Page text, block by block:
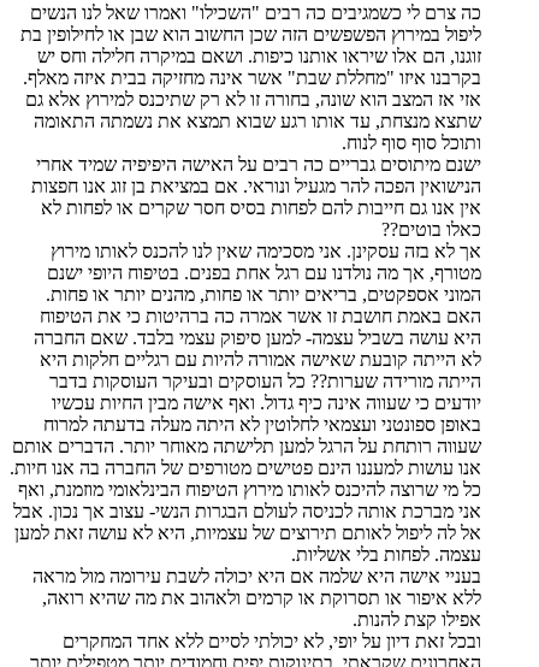
כה צרם לי כשמגיבים כה רבים "השכילו" ואמרו שאל לנו הנשים
ליפול במירוץ הפשפשים הזה שכן החשוב הוא שבן או לחילופין בת
זוגנו, הם אלו שיראו אותנו כיפות. ושאם במיקרה חלילה וחס יש
בקרבנו איזו "מחללת שבת" אשר אינה מחזיקה בבית איזה מאלף.
אזי אז המצב הוא שונה, בחורה זו לא רק שתיכנס למירוץ אלא גם
שתצא מנצחת, עד אותו רגע שבוא תמצא את נשמתה התאומה
ותוכל סוף סוף לנוח.
ישנם מיתוסים גבריים כה רבים על האישה היפיפיה שמיד אחרי
הנישואין הפכה להר מגעיל ונוראי. אם במציאת בן זוג אנו חפצות
אין אנו גם חייבות להם לפחות בסיס חסר שקרים או לפחות לא
כאלו בוטים??
אך לא בזה עסקינן. אני מסכימה שאין לנו להכנס לאותו מירוץ
מטורף, אך מה נולדנו עם רגל אחת בפנים. בטיפוח היופי ישנם
המוני אספקטים, בריאים יותר או פחות, מהנים יותר או פחות.
האם באמת חושבת זו אשר אמרה כה ברהיטות כי את הטיפוח
היא עושה בשביל עצמה- למען סיפוק עצמי בלבד. שאם החברה
לא הייתה קובעת שאישה אמורה להיות עם רגליים חלקות היא
הייתה מורידה שערות?? כל העוסקים ובעיקר העוסקות בדבר
יודעים כי שעווה אינה כיף גדול. ואף אישה מבין החיות עכשיו
באופן ספונטני ועצמאי לחלוטין לא היתה מעלה בדעתה למרוח
שעווה רותחת על הרגל למען תלישתה מאוחר יותר. הדברים אותם
אנו עושות למעננו הינם פטישים מטורפים של החברה בה אנו חיות.
כל מי שרוצה להיכנס לאותו מירוץ הטיפוח הבינלאומי מוזמנת, ואף
אני מברכת אותה לכניסה לעולם הבגרות הנשי- עצוב אך נכון. אבל
אל לה ליפול לאותם תירוצים של עצמיות, היא לא עושה זאת למען
עצמה. לפחות בלי אשליות.
בעניי אישה היא שלמה אם היא יכולה לשבת עירומה מול מראה
ללא איפור או תסרוקת או קרמים ולאהוב את מה שהיא רואה,
אפילו קצת להנות.
ובכל זאת דיון על יופי, לא יכולתי לסיים ללא אחד המחקרים
האחרונים שקראתי, בתינוקות יפים וחמודים יותר מטפילים יותר